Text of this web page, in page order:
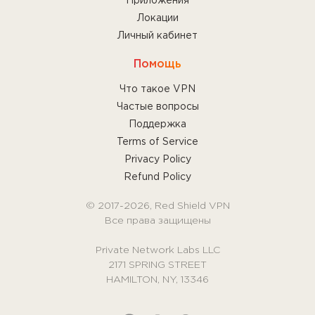
Локации
Личный кабинет
Помощь
Что такое VPN
Частые вопросы
Поддержка
Terms of Service
Privacy Policy
Refund Policy
© 2017-2026, Red Shield VPN
Все права защищены
Private Network Labs LLC
2171 SPRING STREET
HAMILTON, NY, 13346